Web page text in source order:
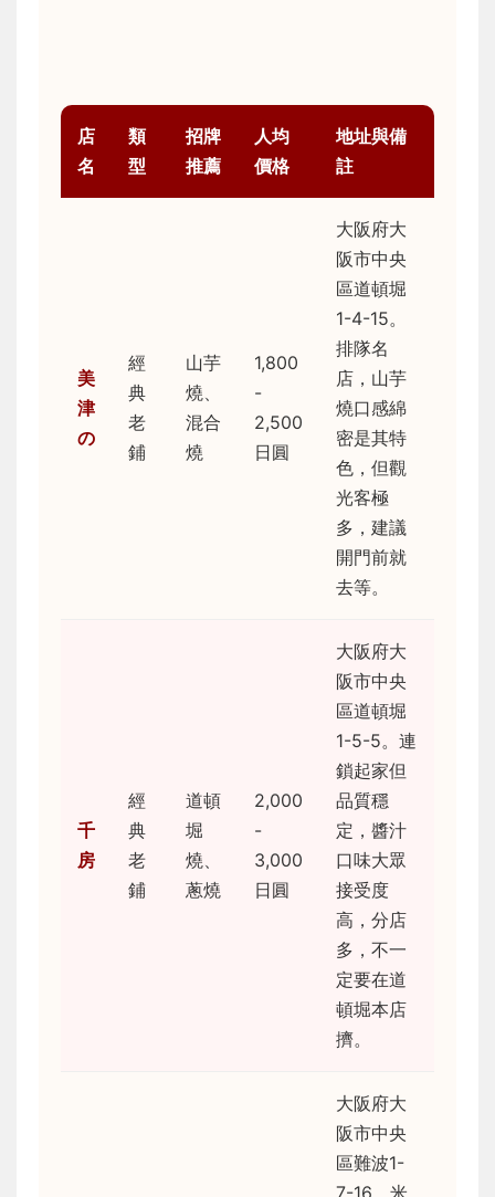
店
名
類
型
招牌
推薦
人均
價格
地址與備
註
美
津
の
經
典
老
鋪
山芋
燒、
混合
燒
1,800
-
2,500
日圓
大阪府大
阪市中央
區道頓堀
1-4-15。
排隊名
店，山芋
燒口感綿
密是其特
色，但觀
光客極
多，建議
開門前就
去等。
千
房
經
典
老
鋪
道頓
堀
燒、
蔥燒
2,000
-
3,000
日圓
大阪府大
阪市中央
區道頓堀
1-5-5。連
鎖起家但
品質穩
定，醬汁
口味大眾
接受度
高，分店
多，不一
定要在道
頓堀本店
擠。
大阪府大
阪市中央
區難波1-